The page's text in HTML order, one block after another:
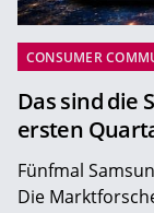
CONSUMER
Das sind die
ersten
Fünfmal
Die